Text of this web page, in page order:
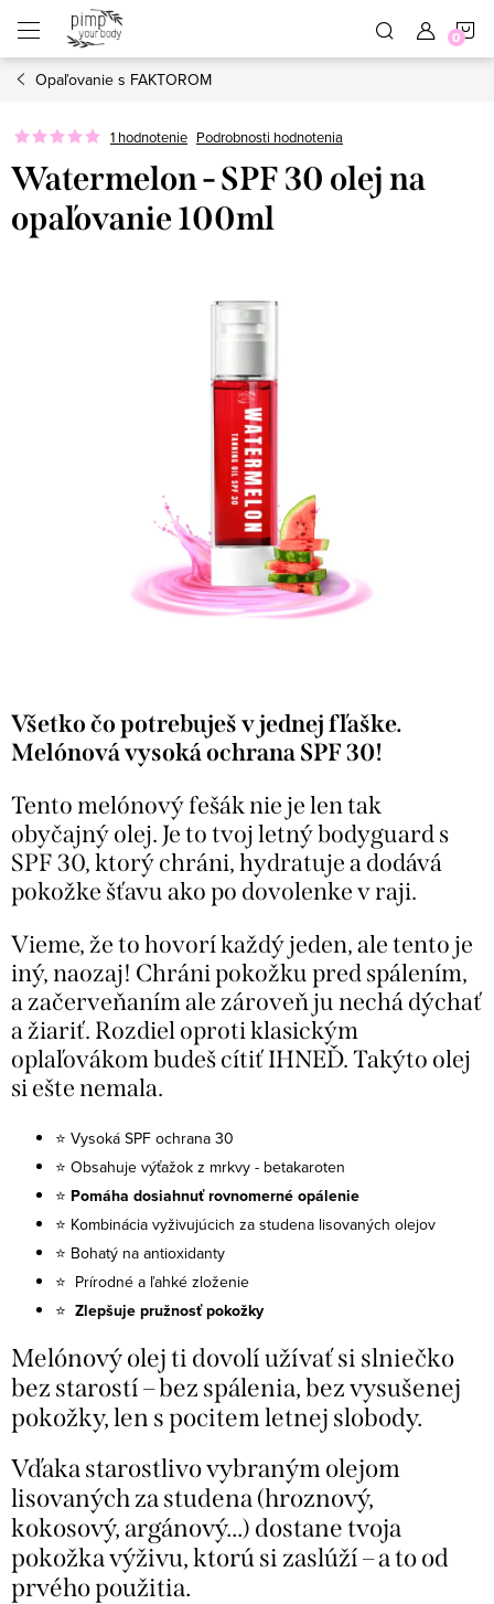
obsah
Opaľovanie s FAKTOROM
1 hodnotenie Podrobnosti hodnotenia
Watermelon - SPF 30 olej na
opaľovanie 100ml
Všetko čo potrebuješ v jednej fľaške.
Melónová vysoká ochrana SPF 30!
Tento melónový fešák nie je len tak
obyčajný olej. Je to tvoj letný bodyguard s
SPF 30, ktorý chráni, hydratuje a dodává
pokožke šťavu ako po dovolenke v raji.
Vieme, že to hovorí každý jeden, ale tento je
iný, naozaj! Chráni pokožku pred spálením,
a začerveňaním ale zároveň ju nechá dýchať
a žiariť. Rozdiel oproti klasickým
oplaľovákom budeš cítiť IHNEĎ. Takýto olej
si ešte nemala.
⭐ Vysoká SPF ochrana 30
⭐ Obsahuje výťažok z mrkvy - betakaroten
⭐ Pomáha dosiahnuť rovnomerné opálenie
⭐ Kombinácia vyživujúcich za studena lisovaných olejov
⭐ Bohatý na antioxidanty
⭐ Prírodné a ľahké zloženie
⭐ Zlepšuje pružnosť pokožky
Melónový olej ti dovolí užívať si slniečko
bez starostí – bez spálenia, bez vysušenej
pokožky, len s pocitem letnej slobody.
Vďaka starostlivo vybraným olejom
lisovaných za studena (hroznový,
kokosový, argánový...) dostane tvoja
pokožka výživu, ktorú si zaslúží – a to od
prvého použitia.